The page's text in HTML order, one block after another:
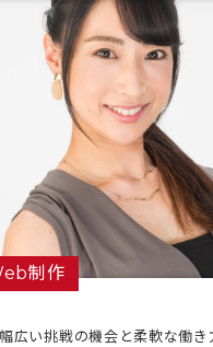
制作
幅広い挑戦の機会と柔軟な働き